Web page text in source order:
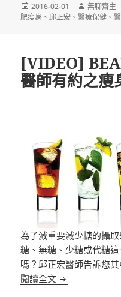
發
佈
2016-02-01
作
者
無聊齋主
肥瘦身 、邱正宏 、醫療保健 、
[VIDEO]
醫師有約之瘦
為了減重要減少糖的攝
糖、無糖、少糖或代糖
嗎？邱正宏醫師告訴您
閱讀全文 [VIDEO]